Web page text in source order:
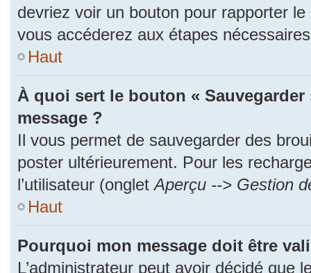
devriez voir un bouton pour rapporter
vous accéderez aux étapes
Haut
À quoi sert le bouton «
message ?
Il vous permet de sauvegarder des
poster ultérieurement. Pour les
l’utilisateur (ongletAperçu --> Gestion
Haut
Pourquoi mon message doit être
L’administrateur peut avoir décidé que